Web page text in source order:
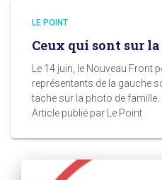
LE POINT
Ceux qui sont sur
Le 14 juin, le Nouveau Front
représentants de la gauche
tache sur la photo de famille.
Article publié par Le Point